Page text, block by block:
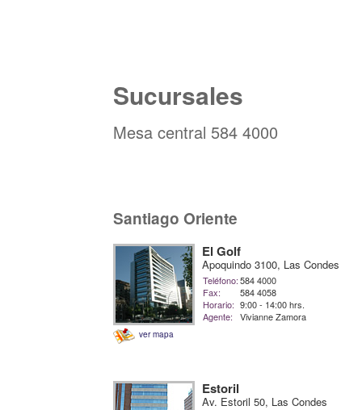
Sucursales
Mesa central 584 4000
Santiago Oriente
ver mapa
El Golf
Apoquindo 3100, Las Condes
Teléfono:584 4000
Fax:
584 4058
Horario: 9:00 - 14:00 hrs.
Agente:
Vivianne Zamora
Estoril
Av. Estoril 50, Las Condes